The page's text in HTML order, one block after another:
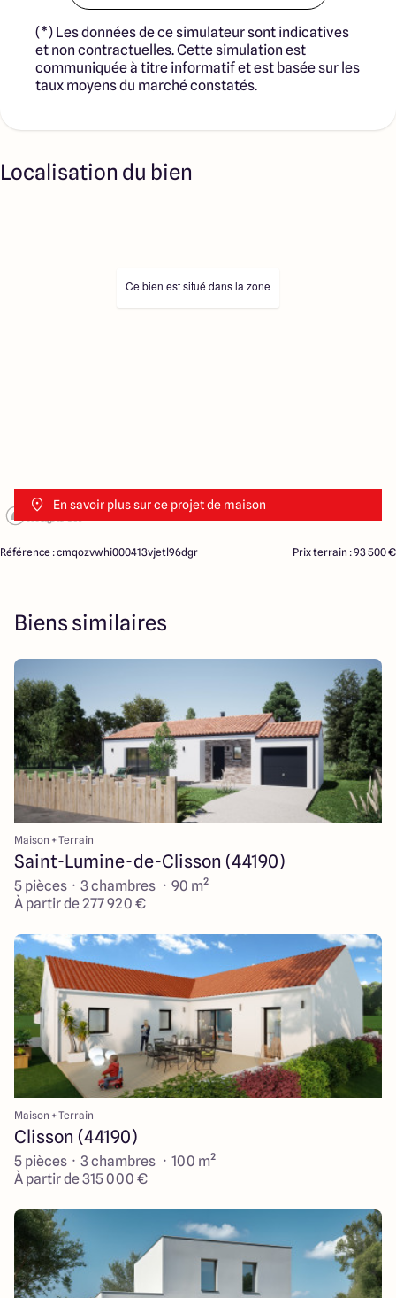
(*) Les données de ce simulateur sont indicatives
et non contractuelles. Cette simulation est
communiquée à titre informatif et est basée sur les
taux moyens du marché constatés.
Localisation du bien
En savoir plus sur ce projet de maison
Ce bien est situé dans la zone
Référence : cmqozvwhi000413vjetl96dgr Prix terrain : 93 500 €
Biens similaires
Maison + Terrain
Saint-Lumine-de-Clisson (44190)
5 pièces · 3 chambres · 90 m²
À partir de 277 920 €
Maison + Terrain
Clisson (44190)
5 pièces · 3 chambres · 100 m²
À partir de 315 000 €